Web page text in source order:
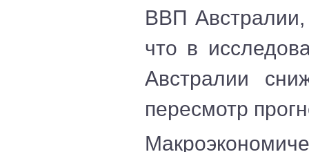
ВВП Австралии,
что в
Австралии
пересмотр